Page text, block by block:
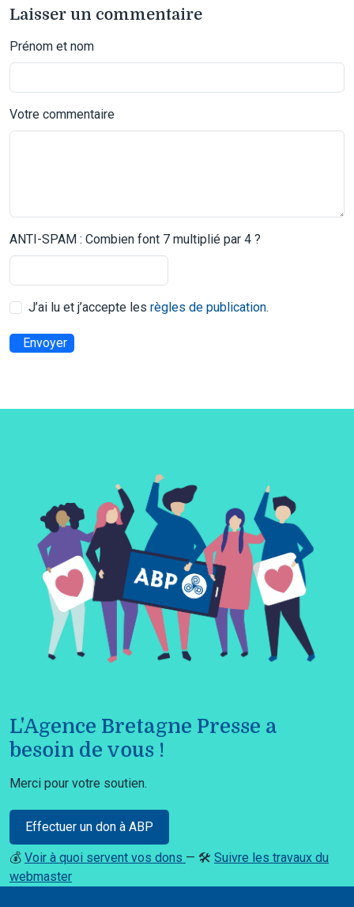
Laisser un commentaire
Prénom et nom
Votre commentaire
ANTI-SPAM : Combien font 7 multiplié par 4 ?
J’ai lu et j’accepte les règles de publication.
Envoyer
L'Agence Bretagne Presse a
besoin de vous !
Merci pour votre soutien.
Effectuer un don à ABP
💰 Voir à quoi servent vos dons — 🛠️ Suivre les travaux du
webmaster